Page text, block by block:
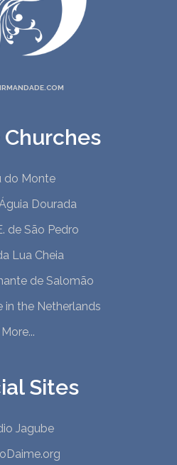
Churches
do Monte
Dourada
de São Pedro
Lua Cheia
de Salomão
in the Netherlands
More...
Sites
Jagube